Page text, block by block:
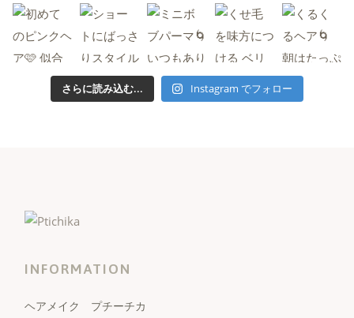
さらに読み込む... Instagram でフォロー
INFORMATION
ヘアメイク プチーチカ